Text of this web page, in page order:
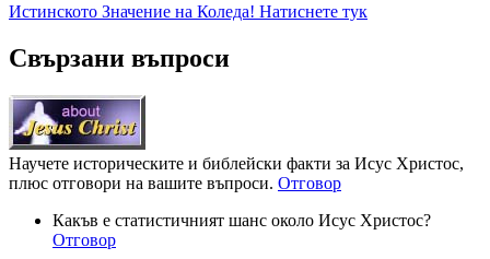
Истинското Значение на Коледа! Натиснете тук
Свързани въпроси
Научете историческите и библейски факти за Исус Христос,
плюс отговори на вашите въпроси. Отговор
Какъв е статистичният шанс около Исус Христос?
Отговор